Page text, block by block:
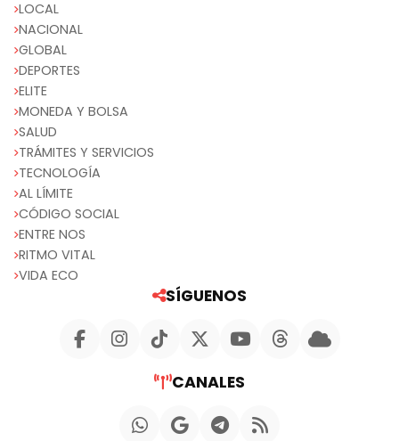
LOCAL
NACIONAL
GLOBAL
DEPORTES
ELITE
MONEDA Y BOLSA
SALUD
TRÁMITES Y SERVICIOS
TECNOLOGÍA
AL LÍMITE
CÓDIGO SOCIAL
ENTRE NOS
RITMO VITAL
VIDA ECO
SÍGUENOS
CANALES